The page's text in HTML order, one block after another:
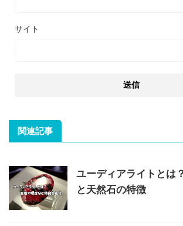
サイト
関連記事
ユーディアライトとは
と天然石の特徴